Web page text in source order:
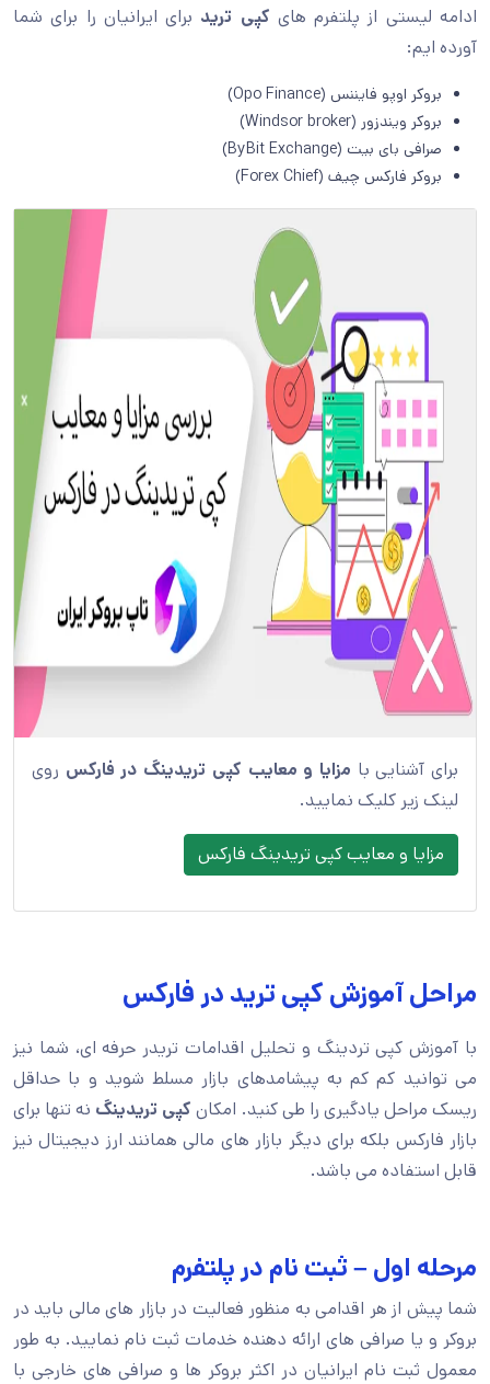
ادامه لیستی از پلتفرم های کپی ترید برای ایرانیان را برای شما
آورده ایم:
بروکر اوپو فایننس (Opo Finance)
بروکر ویندزور (Windsor broker)
صرافی بای بیت (ByBit Exchange)
بروکر فارکس چیف (Forex Chief)
برای آشنایی با مزایا و معایب کپی تریدینگ در فارکس روی
لینک زیر کلیک نمایید.
مزایا و معایب کپی تریدینگ فارکس
مراحل آموزش کپی ترید در فارکس
با آموزش کپی تردینگ و تحلیل اقدامات تریدر حرفه ای، شما نیز
می توانید کم کم به پیشامد‌های بازار مسلط شوید و با حداقل
ریسک مراحل یادگیری را طی کنید. امکان کپی تریدینگ نه تنها برای
بازار فارکس بلکه برای دیگر بازار های مالی همانند ارز دیجیتال نیز
قابل استفاده می باشد.
مرحله اول – ثبت نام در پلتفرم
شما پیش از هر اقدامی به منظور فعالیت در بازار های مالی باید در
بروکر و یا صرافی های ارائه دهنده خدمات ثبت نام نمایید. به طور
معمول ثبت نام ایرانیان در اکثر بروکر ها و صرافی های خارجی با